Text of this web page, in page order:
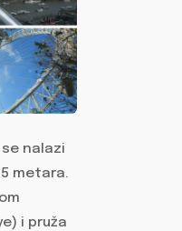
nalazi
metara.
i pruža